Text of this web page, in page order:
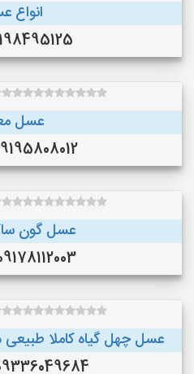
انواع
09198495125
عسل
09195808012
عسل گون
09178112003
عسل چهل گیاه کاملا
09336049684